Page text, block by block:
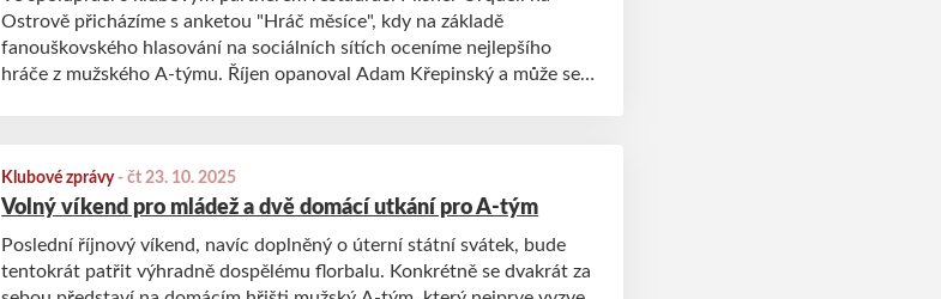
Ostrově přicházíme s anketou "Hráč měsíce", kdy na základě
fanouškovského hlasování na sociálních sítích oceníme nejlepšího
hráče z mužského A-týmu. Říjen opanoval Adam Křepinský a může se
Klubové zprávy-čt 23. 10. 2025
Volný víkend pro mládež a dvě domácí utkání pro A-tým
Poslední říjnový víkend, navíc doplněný o úterní státní svátek, bude
tentokrát patřit výhradně dospělému florbalu. Konkrétně se dvakrát za